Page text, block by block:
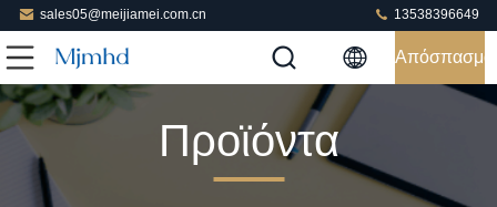
sales05@meijiamei.com.cn 13538396649
Απόσπασμα
Προϊόντα